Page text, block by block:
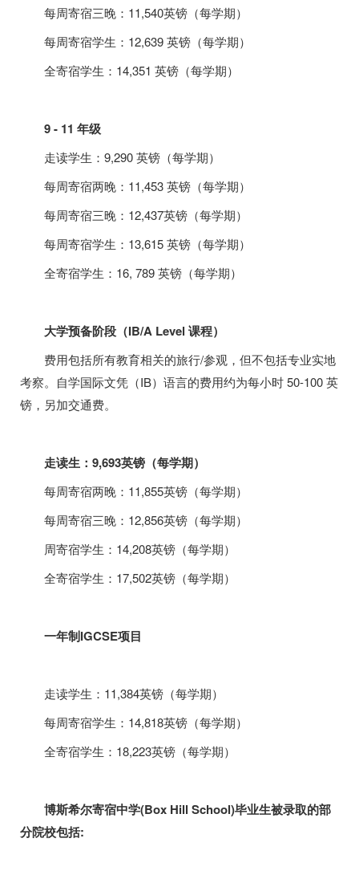
每周寄宿三晚： 11,540英镑（每学期）
每周寄宿学生： 12,639英镑（每学期）
全寄宿学生： 14,351 英镑（每学期）
9 - 11 年级
走读学生： 9,290英镑（每学期）
每周寄宿两晚： 11,453英镑（每学期）
每周寄宿三晚： 12,437英镑（每学期）
每周寄宿学生： 13,615英镑（每学期）
全寄宿学生： 16, 789英镑（每学期）
大学预备阶段（IB/A Level 课程）
费用包括所有教育相关的旅行/参观，但不包括专业实地
考察。自学国际文凭（IB）语言的费用约为每小时50-100英
镑，另加交通费。
走读生： 9,693英镑（每学期）
每周寄宿两晚： 11,855英镑（每学期）
每周寄宿三晚： 12,856英镑（每学期）
周寄宿学生： 14,208英镑（每学期）
全寄宿学生： 17,502英镑（每学期）
一年制IGCSE项目
走读学生： 11,384英镑（每学期）
每周寄宿学生： 14,818英镑（每学期）
全寄宿学生： 18,223英镑（每学期）
博斯希尔寄宿中学(Box Hill School)毕业生被录取的部
分院校包括: